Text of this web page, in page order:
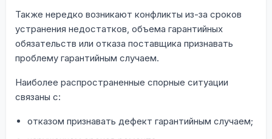
Также нередко возникают конфликты из-за сроков
устранения недостатков, объема гарантийных
обязательств или отказа поставщика признавать
проблему гарантийным случаем.
Наиболее распространенные спорные ситуации
связаны с:
отказом признавать дефект гарантийным случаем;